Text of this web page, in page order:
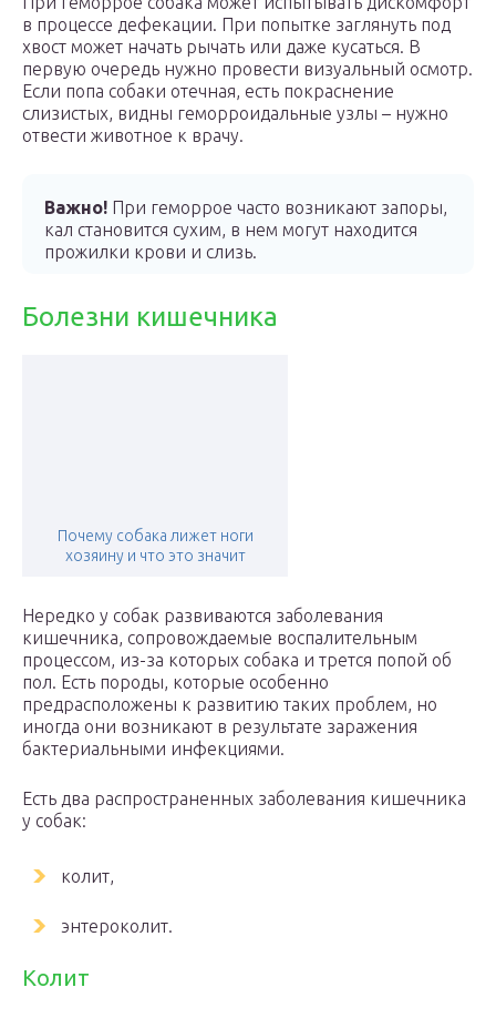
в процессе дефекации. При попытке заглянуть под
хвост может начать рычать или даже кусаться. В
первую очередь нужно провести визуальный осмотр.
Если попа собаки отечная, есть покраснение
слизистых, видны геморроидальные узлы – нужно
отвести животное к врачу.
Важно! При геморрое часто возникают запоры,
кал становится сухим, в нем могут находится
прожилки крови и слизь.
Болезни кишечника
Почему собака лижет ноги
хозяину и что это значит
Нередко у собак развиваются заболевания
кишечника, сопровождаемые воспалительным
процессом, из-за которых собака и трется попой об
пол. Есть породы, которые особенно
предрасположены к развитию таких проблем, но
иногда они возникают в результате заражения
бактериальными инфекциями.
Есть два распространенных заболевания кишечника
у собак:
колит,
энтероколит.
Колит